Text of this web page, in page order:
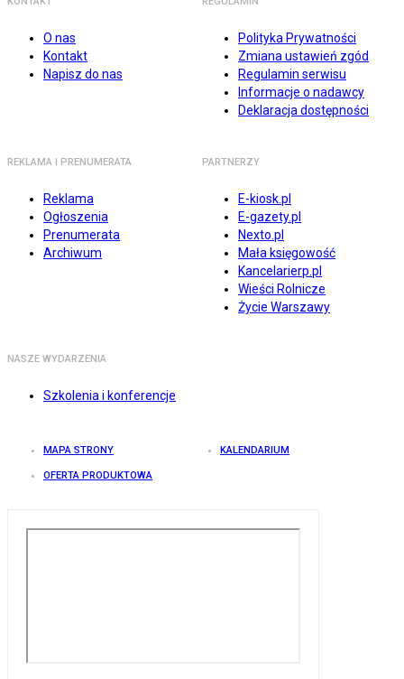
O nas
Kontakt
Napisz do nas
Polityka Prywatności
Zmiana ustawień zgód
Regulamin serwisu
Informacje o nadawcy
Deklaracja dostępności
REKLAMA I PRENUMERATA
Reklama
Ogłoszenia
Prenumerata
Archiwum
PARTNERZY
E-kiosk.pl
E-gazety.pl
Nexto.pl
Mała księgowość
Kancelarierp.pl
Wieści Rolnicze
Życie Warszawy
NASZE WYDARZENIA
Szkolenia i konferencje
MAPA STRONY KALENDARIUM
OFERTA PRODUKTOWA